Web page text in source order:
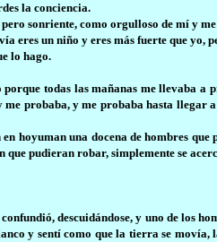
la conciencia.
sonriente, como orgulloso de mí y
eres un niño y eres más fuerte que
lo hago.
todas las mañanas me llevaba a
probaba, y me probaba hasta llegar
hoyuman una docena de hombres
que pudieran robar, simplemente se
descuidándose, y uno de los
y sentí como que la tierra se